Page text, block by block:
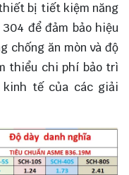
bị tiết kiệm năng
để đảm bảo hiệu
chống ăn mòn và độ
thiểu chi phí bảo trì
tế của các giải